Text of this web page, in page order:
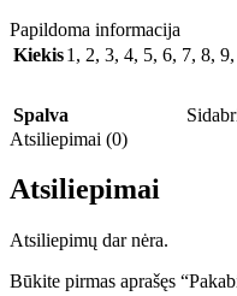
Papildoma informacija
Kiekis1 , 2, 3, 4, 5, 6, 7, 8, 9,
Spalva
Atsiliepimai (0)
Atsiliepimai
Atsiliepimų dar nėra.
Būkite pirmas aprašęs